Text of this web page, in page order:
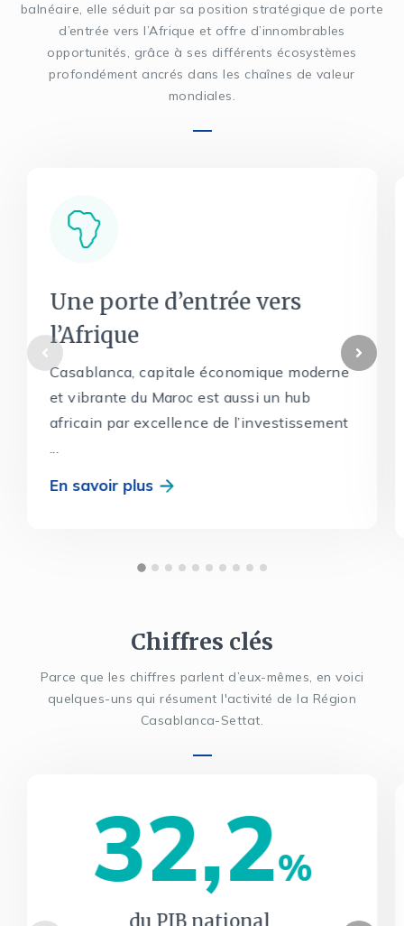
balnéaire, elle séduit par sa position stratégique de porte
d’entrée vers l’Afrique et offre d’innombrables
opportunités, grâce à ses différents écosystèmes
profondément ancrés dans les chaînes de valeur
mondiales.
Une porte d’entrée vers
l’Afrique
Casablanca, capitale économique moderne
et vibrante du Maroc est aussi un hub
africain par excellence de l’investissement
...
En savoir plus
Chiffres clés
Parce que les chiffres parlent d’eux-mêmes, en voici
quelques-uns qui résument l'activité de la Région
Casablanca-Settat.
32,2%
du PIB national